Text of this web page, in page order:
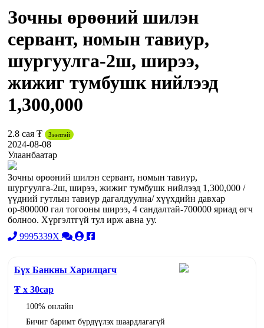
Зочны өрөөний шилэн
сервант, номын тавиур,
шургуулга-2ш, ширээ,
жижиг тумбушк нийлээд
1,300,000
2.8 сая ₮ Зээлтэй
2024-08-08
Улаанбаатар
Зочны өрөөний шилэн сервант, номын тавиур,
шургуулга-2ш, ширээ, жижиг тумбушк нийлээд 1,300,000 /
үүдний гутлын тавиур дагалдуулна/ хүүхдийн давхар
ор-800000 гал тогооны ширээ, 4 сандалтай-700000 яриад өгч
болноо. Хүргэлтгүй тул ирж авна уу.
9995339X
Бүх Банкны Харилцагч
₮ x 30сар
100% онлайн
Бичиг баримт бүрдүүлэх шаардлагагүй